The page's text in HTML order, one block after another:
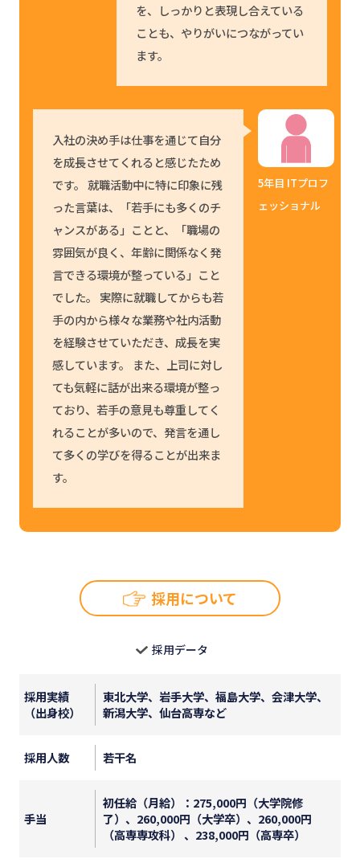
を、しっかりと表現し合えている
ことも、やりがいにつながってい
ます。
5年目 ITプロフ
ェッショナル
入社の決め手は仕事を通じて自分
を成長させてくれると感じたため
です。 就職活動中に特に印象に残
った言葉は、「若手にも多くのチ
ャンスがある」ことと、「職場の
雰囲気が良く、年齢に関係なく発
言できる環境が整っている」こと
でした。 実際に就職してからも若
手の内から様々な業務や社内活動
を経験させていただき、成長を実
感しています。 また、上司に対し
ても気軽に話が出来る環境が整っ
ており、若手の意見も尊重してく
れることが多いので、発言を通し
て多くの学びを得ることが出来ま
す。
採用について
採用データ
採用実績
（出身校）
東北大学、岩手大学、福島大学、会津大学、
新潟大学、仙台高専など
採用人数 若干名
手当
初任給（月給）：275,000円（大学院修
了）、260,000円（大学卒）、260,000円
（高専専攻科） 、238,000円（高専卒）